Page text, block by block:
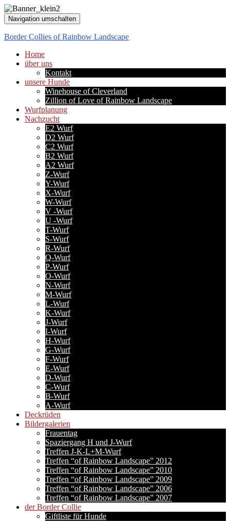
Navigation umschalten
Border Collies of Rainbow Landscape
Home
über uns
Kontakt
unsere Hunde
Winehouse of Cleverland
Zillion of Love of Rainbow Landscape
Wurfplanung
Nachzucht
E2 Wurf
D2 Wurf
C2 Wurf
B2 Wurf
A2 Wurf
Z-Wurf
Y-Wurf
X-Wurf
W-Wurf
V -Wurf
U -Wurf
T-Wurf
S-Wurf
R-Wurf
Q-Wurf
P-Wurf
O-Wurf
N-Wurf
M-Wurf
L-Wurf
K-Wurf
J-Wurf
I-Wurf
H-Wurf
G-Wurf
F-Wurf
E-Wurf
D-Wurf
C-Wurf
B-Wurf
A-Wurf
Deckrüden
Bildergalerien
Frauentag
Spaziergang H und J-Wurf
Treffen J-K-L+M-Wurf
Treffen “of Rainbow Landscape” 2012
Treffen “of Rainbow Landscape” 2010
Treffen “of Rainbow Landscape” 2009
Treffen “of Rainbow Landscape” 2006
Treffen “of Rainbow Landscape” 2007
der Border Collie
Giftliste für Hunde